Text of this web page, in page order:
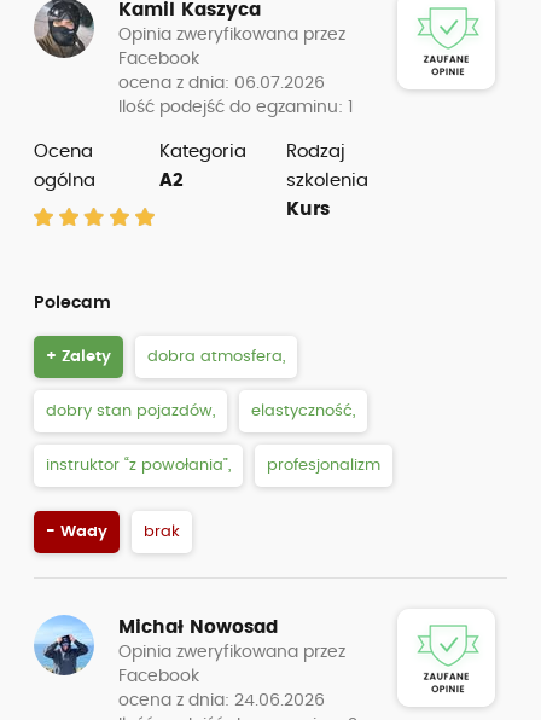
Kamil Kaszyca
Opinia zweryfikowana przez
Facebook
ocena z dnia: 06.07.2026
Ilość podejść do egzaminu: 1
Ocena
ogólna
Kategoria
A2
Rodzaj
szkolenia
Kurs
Polecam
+ Zalety dobra atmosfera,
dobry stan pojazdów, elastyczność,
instruktor “z powołania”, profesjonalizm
- Wady brak
Michał Nowosad
Opinia zweryfikowana przez
Facebook
ocena z dnia: 24.06.2026